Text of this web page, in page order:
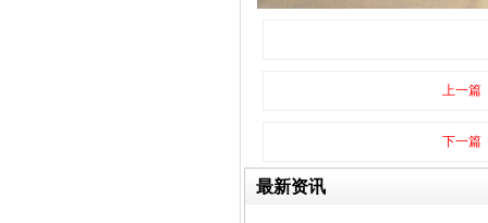
上一篇
下一篇
最新资讯